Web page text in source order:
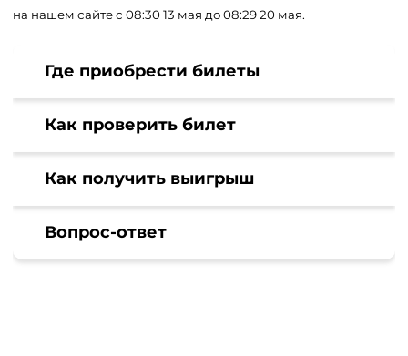
на нашем сайте с 08:30 13 мая до 08:29 20 мая.
Где приобрести билеты
Как проверить билет
Как получить выигрыш
Вопрос-ответ